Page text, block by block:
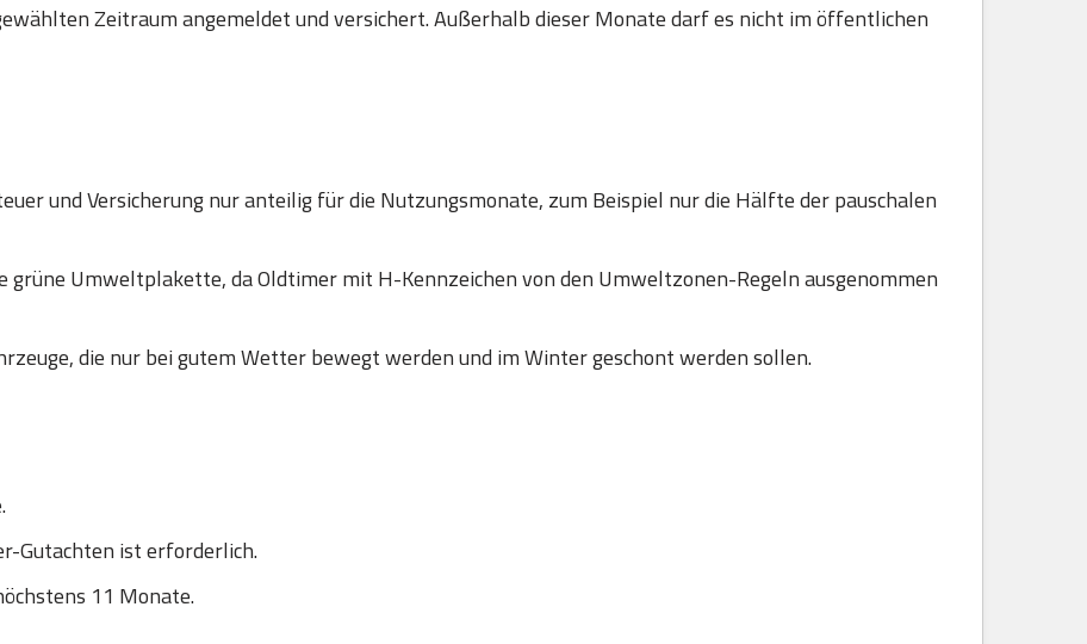
Zeitraum angemeldet und versichert. Außerhalb dieser Monate darf es nicht im öffentlichen
und Versicherung nur anteilig für die Nutzungsmonate, zum Beispiel nur die Hälfte der pauschalen
grüne Umweltplakette, da Oldtimer mit H-Kennzeichen von den Umweltzonen-Regeln ausgenommen
die nur bei gutem Wetter bewegt werden und im Winter geschont werden sollen.
Gutachten ist erforderlich.
11 Monate.